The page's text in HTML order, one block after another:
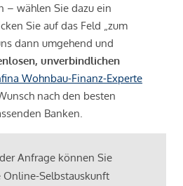
– wählen Sie dazu ein
Sie auf das Feld „zum
dann umgehend und
unverbindlichen
Wohnbau-Finanz-Experte
nach den besten
Banken.
Anfrage können Sie
Online-Selbstauskunft